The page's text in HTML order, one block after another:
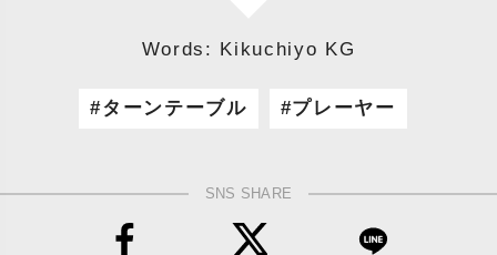
Words: Kikuchiyo KG
ターンテーブル プレーヤー
SNS SHARE